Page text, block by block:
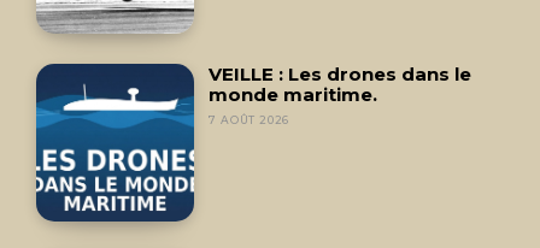
VEILLE : Les drones dans le
monde maritime.
7 AOÛT 2026